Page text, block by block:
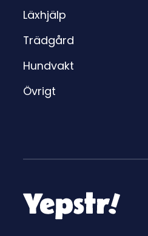
Läxhjälp
Trädgård
Hundvakt
Övrigt